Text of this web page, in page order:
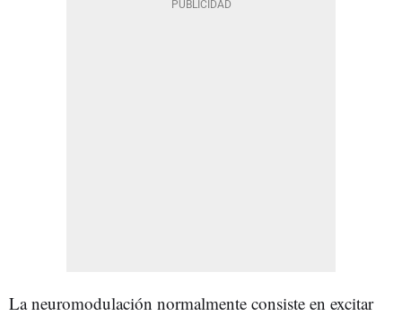
La neuromodulación normalmente consiste en excitar